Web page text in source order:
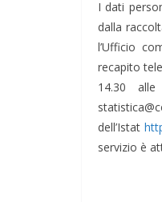
I dati
dalla
l’Ufficio
recapito
14.30
dell’Istat
servizio è